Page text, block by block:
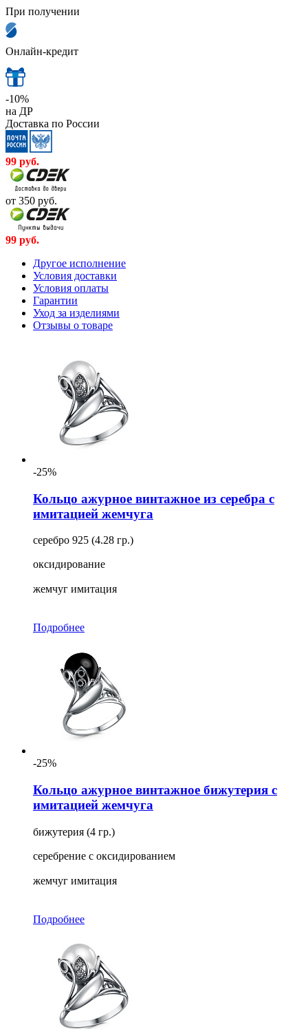
При получении
Онлайн-кредит
-10%
на ДР
Доставка по России
99 руб.
от 350 руб.
99 руб.
Другое исполнение
Условия доставки
Условия оплаты
Гарантии
Уход за изделиями
Отзывы о товаре
-25%
Кольцо ажурное винтажное из серебра с
имитацией жемчуга
серебро 925 (4.28 гр.)
оксидирование
жемчуг имитация
Подробнее
-25%
Кольцо ажурное винтажное бижутерия с
имитацией жемчуга
бижутерия (4 гр.)
серебрение с оксидированием
жемчуг имитация
Подробнее